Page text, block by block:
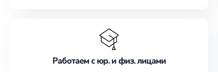
Работаем с юр. и физ. лицами